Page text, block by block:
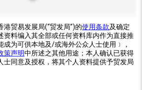
贸易发展局(“贸发局”)的使用条款及确定
资料编入其全部或任何资料库内作为直接推
成为可供本地及/或海外公众人士使用﹞，
策声明中所述之其他用途；本人确认已获得
士同意及授权，将其个人资料提供予贸发局